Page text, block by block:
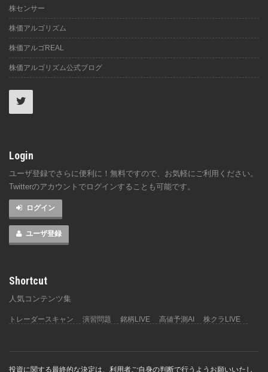
株センサー
株価アルゴリズム
株価アルゴREAL
株価アルゴリズム公式ブログ
Login
ユーザ登録でさらに便利に！無料ですので、お気軽にご利用ください。
Twitterのアカウントでログインすることも可能です。
ログイン
ユーザ登録
Shortcut
人気コンテンツ集
トレーダースキャン 演習問題 銘柄LIVE 高値予測AI 株クラLIVE
投資に関する最終的な決定は、利用者ご自身の判断で行うようお願いいたし